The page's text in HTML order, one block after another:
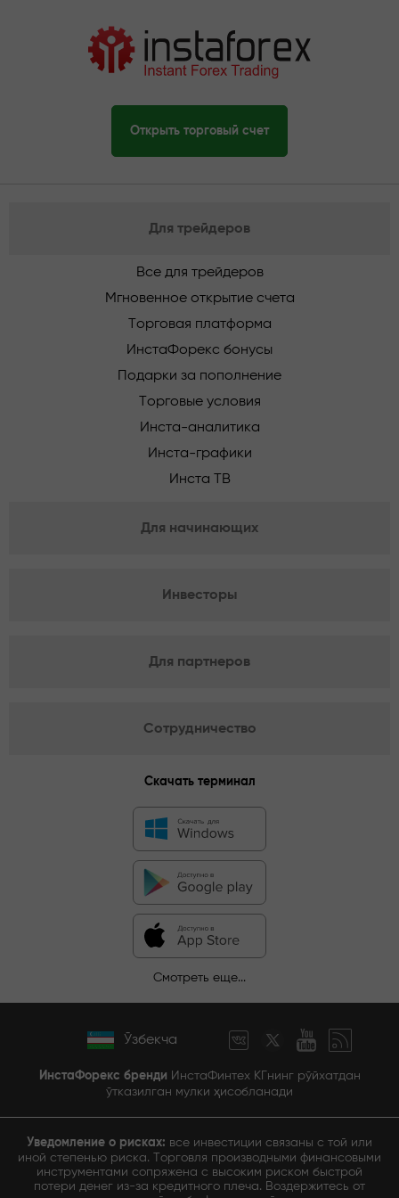
Открыть торговый счет
Для трейдеров
Все для трейдеров
Мгновенное открытие счета
Торговая платформа
ИнстаФорекс бонусы
Подарки за пополнение
Торговые условия
Инста-аналитика
Инста-графики
Инста ТВ
Для начинающих
Инвесторы
Для партнеров
Сотрудничество
Скачать терминал
Смотреть еще...
Ўзбекча
ИнстаФорекс бренди ИнстаФинтех КГнинг рўйхатдан
ўтказилган мулки ҳисобланади
Уведомление о рисках: все инвестиции связаны с той или
иной степенью риска. Торговля производными финансовыми
инструментами сопряжена с высоким риском быстрой
потери денег из-за кредитного плеча. Воздержитесь от